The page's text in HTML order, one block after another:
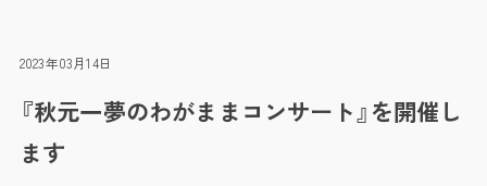
2023年03月14日
『秋元一夢のわがままコンサート』を開催し
ます